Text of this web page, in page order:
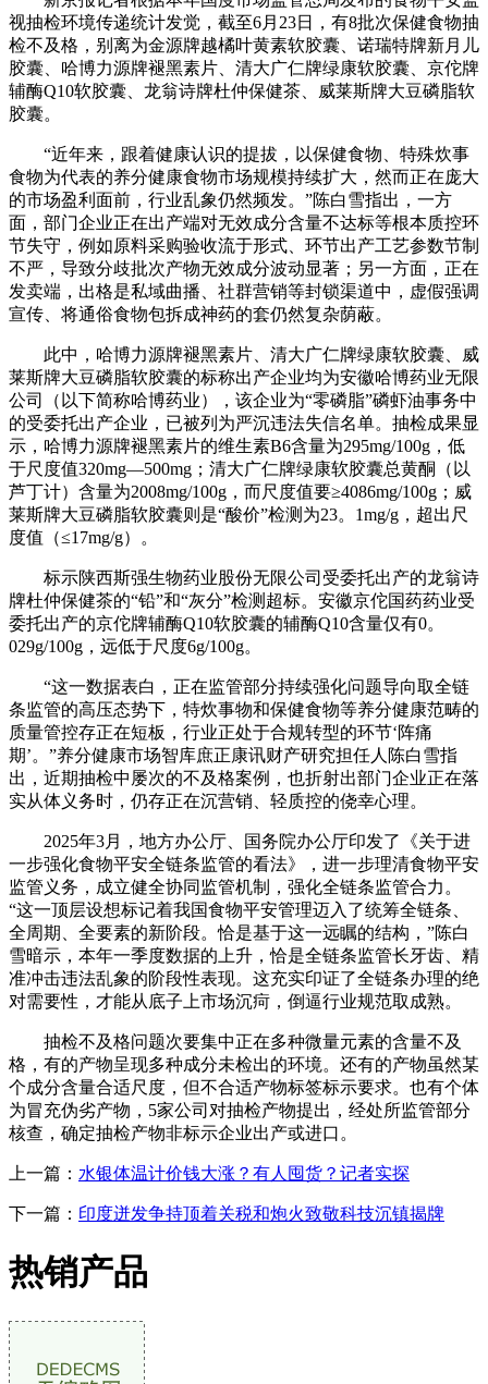
视抽检环境传递统计发觉，截至6月23日，有8批次保健食物抽
检不及格，别离为金源牌越橘叶黄素软胶囊、诺瑞特牌新月儿
胶囊、哈博力源牌褪黑素片、清大广仁牌绿康软胶囊、京佗牌
辅酶Q10软胶囊、龙翁诗牌杜仲保健茶、威莱斯牌大豆磷脂软
胶囊。
“近年来，跟着健康认识的提拔，以保健食物、特殊炊事
食物为代表的养分健康食物市场规模持续扩大，然而正在庞大
的市场盈利面前，行业乱象仍然频发。”陈白雪指出，一方
面，部门企业正在出产端对无效成分含量不达标等根本质控环
节失守，例如原料采购验收流于形式、环节出产工艺参数节制
不严，导致分歧批次产物无效成分波动显著；另一方面，正在
发卖端，出格是私域曲播、社群营销等封锁渠道中，虚假强调
宣传、将通俗食物包拆成神药的套仍然复杂荫蔽。
此中，哈博力源牌褪黑素片、清大广仁牌绿康软胶囊、威
莱斯牌大豆磷脂软胶囊的标称出产企业均为安徽哈博药业无限
公司（以下简称哈博药业），该企业为“零磷脂”磷虾油事务中
的受委托出产企业，已被列为严沉违法失信名单。抽检成果显
示，哈博力源牌褪黑素片的维生素B6含量为295mg/100g，低
于尺度值320mg—500mg；清大广仁牌绿康软胶囊总黄酮（以
芦丁计）含量为2008mg/100g，而尺度值要≥4086mg/100g；威
莱斯牌大豆磷脂软胶囊则是“酸价”检测为23。1mg/g，超出尺
度值（≤17mg/g）。
标示陕西斯强生物药业股份无限公司受委托出产的龙翁诗
牌杜仲保健茶的“铅”和“灰分”检测超标。安徽京佗国药药业受
委托出产的京佗牌辅酶Q10软胶囊的辅酶Q10含量仅有0。
029g/100g，远低于尺度6g/100g。
“这一数据表白，正在监管部分持续强化问题导向取全链
条监管的高压态势下，特炊事物和保健食物等养分健康范畴的
质量管控存正在短板，行业正处于合规转型的环节‘阵痛
期’。”养分健康市场智库庶正康讯财产研究担任人陈白雪指
出，近期抽检中屡次的不及格案例，也折射出部门企业正在落
实从体义务时，仍存正在沉营销、轻质控的侥幸心理。
2025年3月，地方办公厅、国务院办公厅印发了《关于进
一步强化食物平安全链条监管的看法》，进一步理清食物平安
监管义务，成立健全协同监管机制，强化全链条监管合力。
“这一顶层设想标记着我国食物平安管理迈入了统筹全链条、
全周期、全要素的新阶段。恰是基于这一远瞩的结构，”陈白
雪暗示，本年一季度数据的上升，恰是全链条监管长牙齿、精
准冲击违法乱象的阶段性表现。这充实印证了全链条办理的绝
对需要性，才能从底子上市场沉疴，倒逼行业规范取成熟。
抽检不及格问题次要集中正在多种微量元素的含量不及
格，有的产物呈现多种成分未检出的环境。还有的产物虽然某
个成分含量合适尺度，但不合适产物标签标示要求。也有个体
为冒充伪劣产物，5家公司对抽检产物提出，经处所监管部分
核查，确定抽检产物非标示企业出产或进口。
上一篇： 水银体温计价钱大涨？有人囤货？记者实探
下一篇： 印度迸发争持顶着关税和炮火致敬科技沉镇揭牌
热销产品